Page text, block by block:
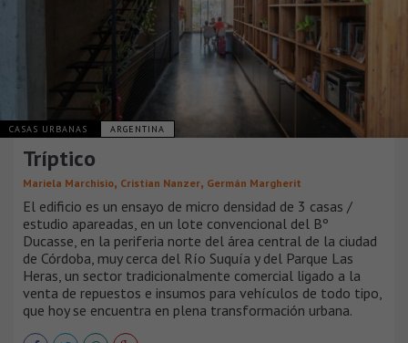
CASAS URBANAS ARGENTINA
Tríptico
Mariela Marchisio, Cristian Nanzer, Germán Margherit
El edificio es un ensayo de micro densidad de 3 casas /
estudio apareadas, en un lote convencional del Bº
Ducasse, en la periferia norte del área central de la ciudad
de Córdoba, muy cerca del Río Suquía y del Parque Las
Heras, un sector tradicionalmente comercial ligado a la
venta de repuestos e insumos para vehículos de todo tipo,
que hoy se encuentra en plena transformación urbana.